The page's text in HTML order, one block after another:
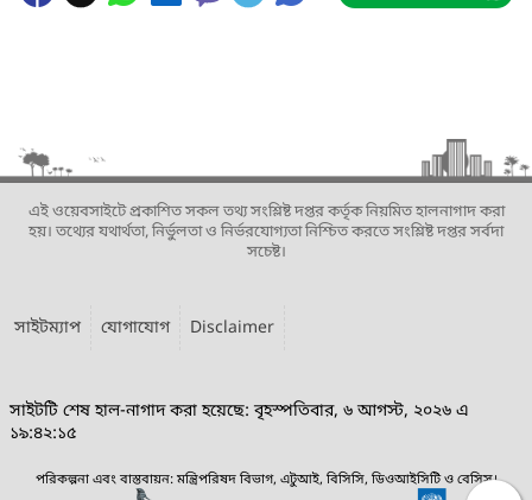
এই ওয়েবসাইটে প্রকাশিত সকল তথ্য সংশ্লিষ্ট দপ্তর কর্তৃক নিয়মিত হালনাগাদ করা
হয়। তথ্যের যথার্থতা, নির্ভুলতা ও নির্ভরযোগ্যতা নিশ্চিত করতে সংশ্লিষ্ট দপ্তর সর্বদা
সচেষ্ট।
সাইটম্যাপ যোগাযোগ Disclaimer
সাইটটি শেষ হাল-নাগাদ করা হয়েছে: বৃহস্পতিবার, ৬ আগস্ট, ২০২৬ এ
১৯:৪২:১৫
পরিকল্পনা এবং বাস্তবায়ন: মন্ত্রিপরিষদ বিভাগ, এটুআই, বিসিসি, ডিওআইসিটি ও বেসিস।